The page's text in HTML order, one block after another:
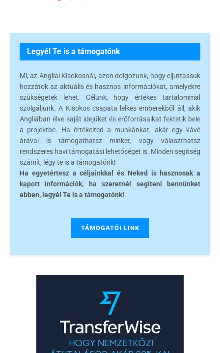
Legyél Te is a támogatónk
Mi, az Angliai Kisokosnál, azon dolgozunk, hogy eljuttassuk
hozzátok az aktuális és hasznos információkat, amelyekre
szükségetek lehet. Célunk, hogy értékes tartalommal
szolgáljunk. A Kisokos csapata lelkes emberekből áll, akik
Angliában élve saját idejüket és erőforrásaikat fektetik bele
a projektbe. Ha értékelted a munkánkat, akár egy kávé
árával is támogathatsz minket, vagy választhatsz
rendszeres havi támogatási lehetőséget is. Minden segítség
számít, légy te is a támogatónk!
Ha egyetértesz a céljainkkal és Neked is hasznosak a
kapott információk, ha szeretnél segíteni bennünket
ebben, legyél Te is a támogatónk!
TÁMOGATÓI LINK